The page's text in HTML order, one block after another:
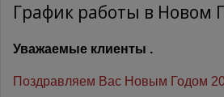
График работы в Новом
Уважаемые клиенты .
Поздравляем Вас Новым Годом